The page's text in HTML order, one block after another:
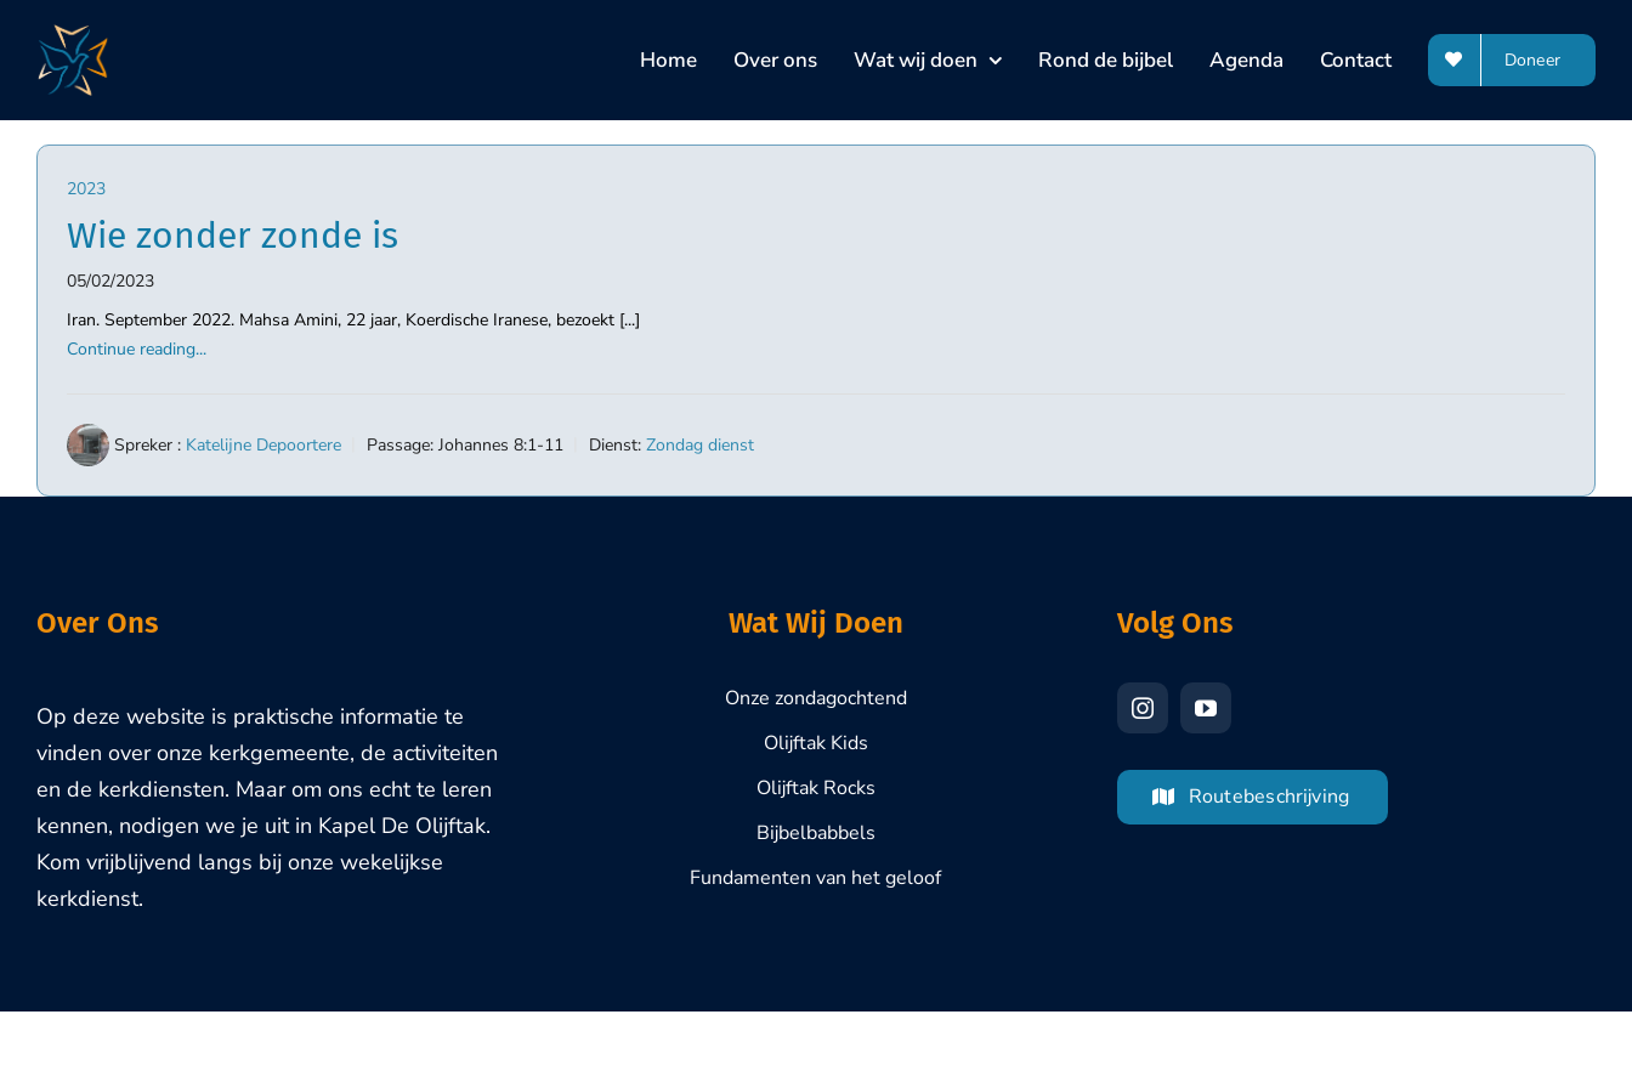
content
Home Over ons Wat wij doen Rond de bijbel Agenda Contact Doneer
2023
Wie zonder zonde is
05/02/2023
Iran. September 2022. Mahsa Amini, 22 jaar, Koerdische Iranese, bezoekt [...]
Continue reading...
Spreker : Katelijne Depoortere Passage: Johannes 8:1-11 Dienst: Zondag dienst
Over Ons
Op deze website is praktische informatie te
vinden over onze kerkgemeente, de activiteiten
en de kerkdiensten. Maar om ons echt te leren
kennen, nodigen we je uit in Kapel De Olijftak.
Kom vrijblijvend langs bij onze wekelijkse
kerkdienst.
Wat Wij Doen
Onze zondagochtend
Olijftak Kids
Olijftak Rocks
Bijbelbabbels
Fundamenten van het geloof
Volg Ons
Routebeschrijving